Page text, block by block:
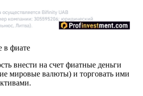
в фиате
внести на счет фиатные деньги
мировые валюты) и торговать ими